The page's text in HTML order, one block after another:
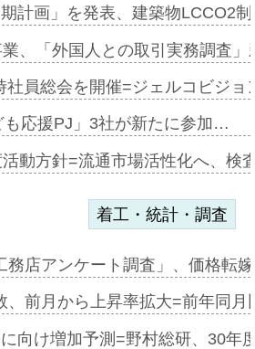
計画」を発表、建築物LCCO2
、「外国人との取引実務調査
社員総会を開催=ジェルコビジ
も応援PJ」3社が新たに参加…
動方針=流通市場活性化へ、検
着工・統計・調査
務店アンケート調査」、価格転
、前月から上昇率拡大=前年同
向け増加予測=野村総研、30年